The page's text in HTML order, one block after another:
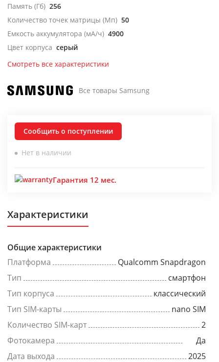
Память (Гб) 256
Количество точек матрицы (Мп) 50
Емкость аккумулятора (мА/ч) 4900
Цвет корпуса серый
Смотреть все характеристики
Все товары Samsung
Сообщить о поступлении
Нет в наличии
Гарантия 12 мес.
Характеристики
Общие характеристики
Платформа
Qualcomm Snapdragon
Тип
смартфон
Тип корпуса
классический
Тип SIM-карты
nano SIM
Количество SIM-карт
2
Фотокамера
Да
Дата выхода
2025